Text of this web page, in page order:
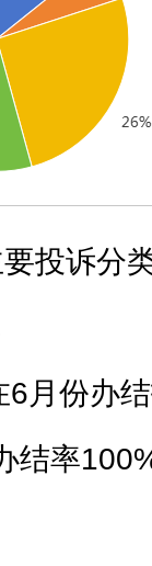
投诉分
月份办
结率